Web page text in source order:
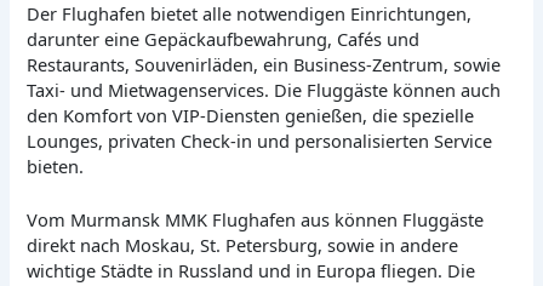
Der Flughafen bietet alle notwendigen Einrichtungen,
darunter eine Gepäckaufbewahrung, Cafés und
Restaurants, Souvenirläden, ein Business-Zentrum, sowie
Taxi- und Mietwagenservices. Die Fluggäste können auch
den Komfort von VIP-Diensten genießen, die spezielle
Lounges, privaten Check-in und personalisierten Service
bieten.
Vom Murmansk MMK Flughafen aus können Fluggäste
direkt nach Moskau, St. Petersburg, sowie in andere
wichtige Städte in Russland und in Europa fliegen. Die